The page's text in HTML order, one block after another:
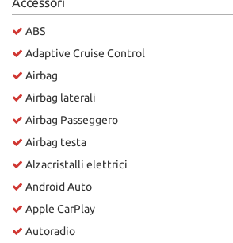
ABS
Adaptive Cruise Control
Airbag
Airbag laterali
Airbag Passeggero
Airbag testa
Alzacristalli elettrici
Android Auto
Apple CarPlay
Autoradio